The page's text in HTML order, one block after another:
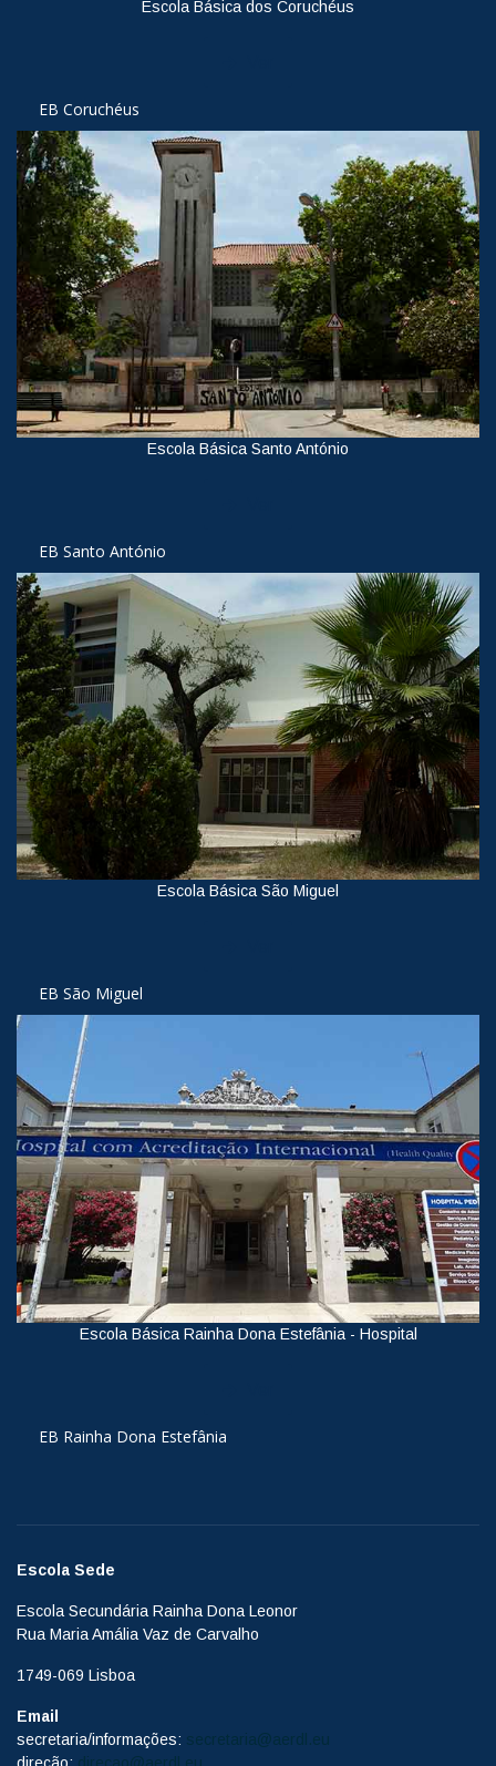
Escola Básica dos Coruchéus
EB Coruchéus
Escola Básica Santo António
EB Santo António
Escola Básica São Miguel
EB São Miguel
Escola Básica Rainha Dona Estefânia - Hospital
EB Rainha Dona Estefânia
Escola Sede
Escola Secundária Rainha Dona Leonor
Rua Maria Amália Vaz de Carvalho
1749-069 Lisboa
Email
secretaria/informações: secretaria@aerdl.eu
direção: direcao@aerdl.eu